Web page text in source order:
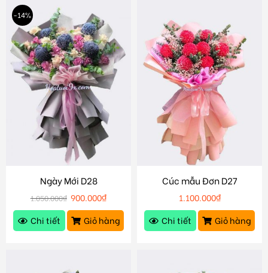
-14%
Ngày Mới D28
1.050.000₫ 900.000₫
Chi tiết
Giỏ hàng
Cúc mẫu Đơn D27
1.100.000₫
Chi tiết
Giỏ hàng